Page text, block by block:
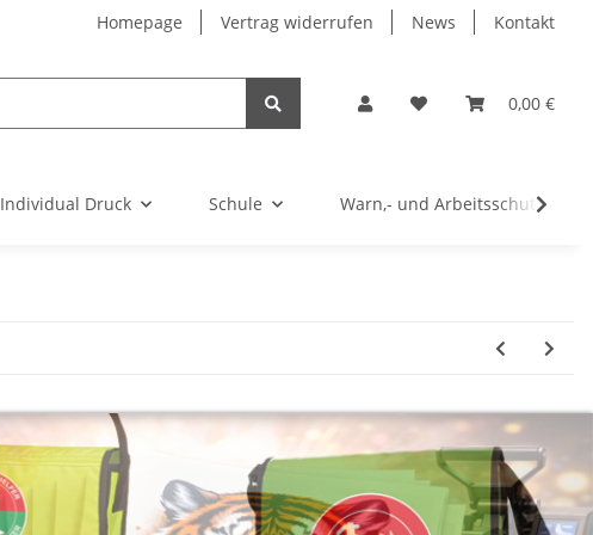
Homepage Vertrag widerrufen News Kontakt
0,00 €
Individual Druck Schule Warn,- und Arbeitsschutz